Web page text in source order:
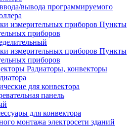
вывода программируемого
Пункты
приборов
Пункты
приборов
Радиаторы, конвекторы
для конвектора
панель
для конвектора